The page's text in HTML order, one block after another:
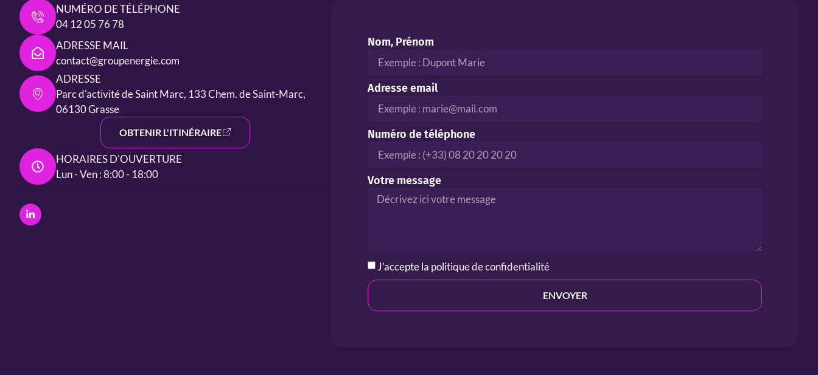
NUMÉRO DE TÉLÉPHONE
04 12 05 76 78
ADRESSE MAIL
contact@groupenergie.com
ADRESSE
Parc d'activité de Saint Marc, 133 Chem. de Saint-Marc,
06130 Grasse
OBTENIR L'ITINÉRAIRE
HORAIRES D'OUVERTURE
Lun - Ven : 8:00 - 18:00
Nom, Prénom
Adresse email
Numéro de téléphone
Votre message
J’accepte la politique de confidentialité
ENVOYER